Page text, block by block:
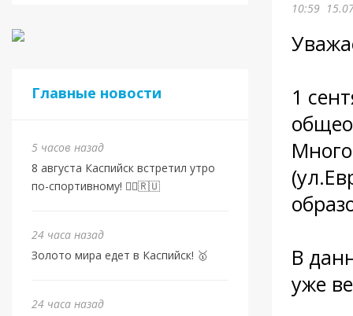
Главные новости
5 часов назад
8 августа Каспийск встретил утро
по-спортивному! 🏃‍♂️🇷🇺
24 часа назад
Золото мира едет в Каспийск! 🥇
24 часа назад
10:59
1
В
уже